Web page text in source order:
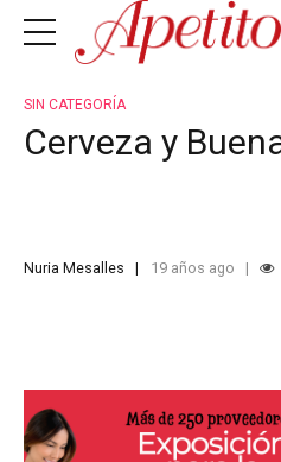
SIN CATEGORÍA
Cerveza y
Nuria Mesalles 19 años ago